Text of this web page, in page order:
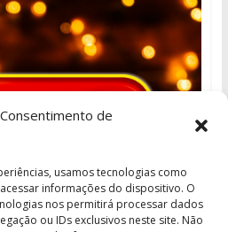
de
usamos tecnologias como
informações do dispositivo. O
nos permitirá processar dados
ou IDs exclusivos neste site. Não